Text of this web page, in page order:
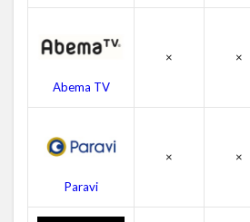
ー・
ムの
関連
5
ガ
ー・
ムを
Abema TV
× ×
Paravi
× ×